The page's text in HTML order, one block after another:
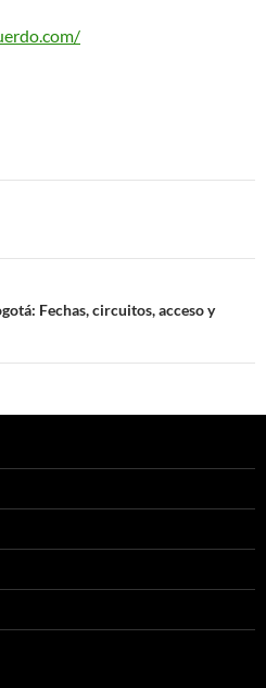
Fechas, circuitos, acceso y